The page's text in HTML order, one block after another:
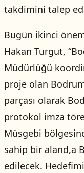
takdimini talep
Bugün ikinci
Hakan Turgut,
Müdürlüğü
proje olan
parçası olarak
protokol imza
Müsgebi
sahip bir aland,a
edilecek.